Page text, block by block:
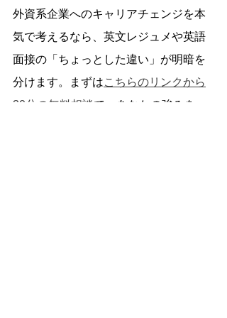
外資系企業へのキャリアチェンジを本
気で考えるなら、英文レジュメや英語
面接の「ちょっとした違い」が明暗を
分けます。まずはこちらのリンクから
30分の無料相談で、あなたの強みを一